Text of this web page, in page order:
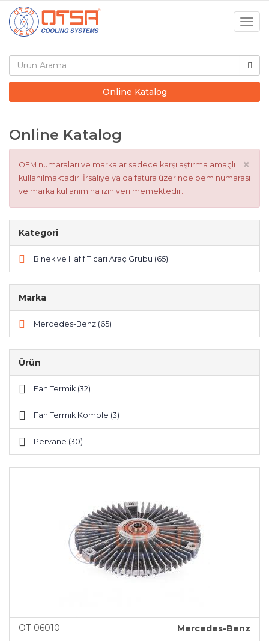
Online Katalog
Online Katalog
×
OEM numaraları ve markalar sadece karşılaştırma amaçlı
kullanılmaktadır. İrsaliye ya da fatura üzerinde oem numarası
ve marka kullanımına izin verilmemektedir.
Kategori
Binek ve Hafif Ticari Araç Grubu (65)
Marka
Mercedes-Benz (65)
Ürün
Fan Termik (32)
Fan Termik Komple (3)
Pervane (30)
OT-06010 Mercedes-Benz